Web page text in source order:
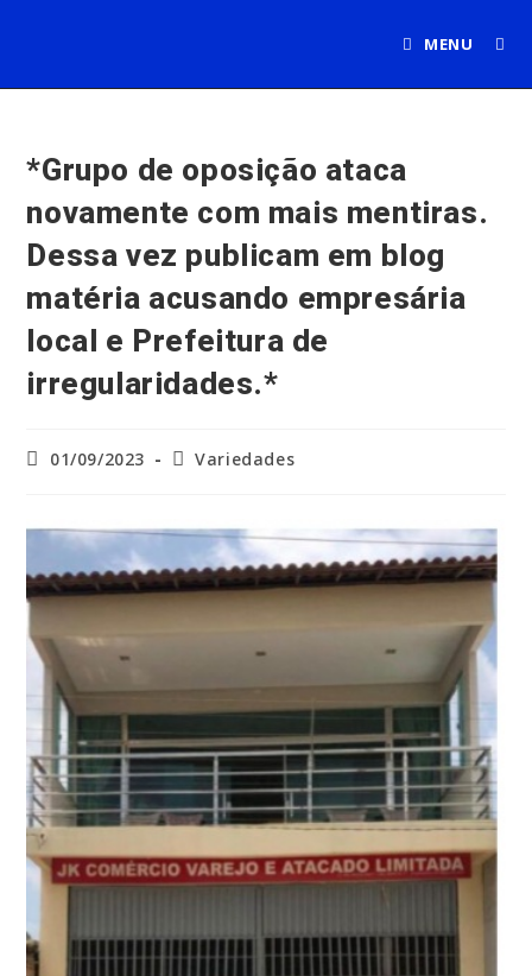
MENU
*Grupo de oposição ataca
novamente com mais mentiras.
Dessa vez publicam em blog
matéria acusando empresária
local e Prefeitura de
irregularidades.*
Post01/09/2023
Categoria
Variedades